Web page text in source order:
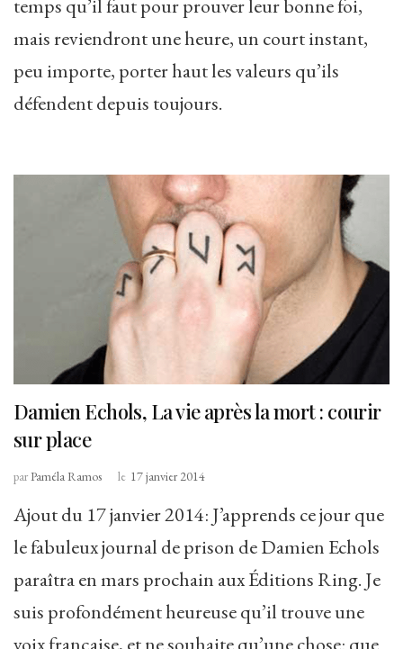
temps qu’il faut pour prouver leur bonne foi,
mais reviendront une heure, un court instant,
peu importe, porter haut les valeurs qu’ils
défendent depuis toujours.
Damien Echols, La vie après la mort : courir
sur place
parPaméla Ramos le 17 janvier 2014
Ajout du 17 janvier 2014: J’apprends ce jour que
le fabuleux journal de prison de Damien Echols
paraîtra en mars prochain aux Éditions Ring. Je
suis profondément heureuse qu’il trouve une